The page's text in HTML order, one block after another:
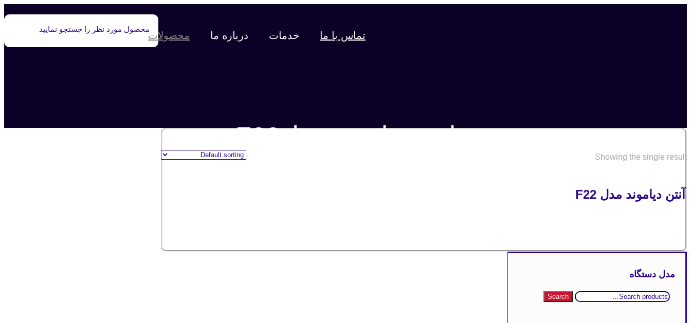
صفحه نخست محصولات درباره ما خدمات تماس با ما
انتن دیاموند مدلF22
Showing the single result
آنتن دیاموند مدل F22
مدل دستگاه
Search
Search